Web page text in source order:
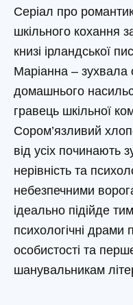
Серіал про
шкільного кохання
книзі ірландської
Маріанна –
домашнього
гравець шкільної
Сором’язливий
від усіх починають
нерівність та
небезпечними
ідеально підійде
психологічні драми
особистості та
шанувальникам